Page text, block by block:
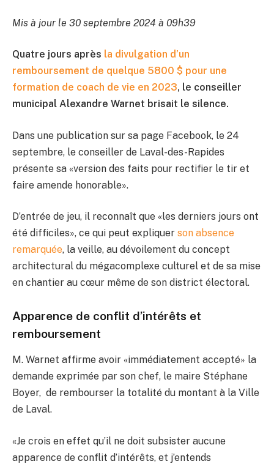
Mis à jour le 30 septembre 2024 à 09h39
Quatre jours après la divulgation d’un
remboursement de quelque 5800 $ pour une
formation de coach de vie en 2023, le conseiller
municipal Alexandre Warnet brisait le silence.
Dans une publication sur sa page Facebook, le 24
septembre, le conseiller de Laval-des-Rapides
présente sa «version des faits pour rectifier le tir et
faire amende honorable».
D’entrée de jeu, il reconnaît que «les derniers jours ont
été difficiles», ce qui peut expliquer son absence
remarquée, la veille, au dévoilement du concept
architectural du mégacomplexe culturel et de sa mise
en chantier au cœur même de son district électoral.
Apparence de conflit d’intérêts et
remboursement
M. Warnet affirme avoir «immédiatement accepté» la
demande exprimée par son chef, le maire Stéphane
Boyer, de rembourser la totalité du montant à la Ville
de Laval.
«Je crois en effet qu’il ne doit subsister aucune
apparence de conflit d’intérêts, et j’entends